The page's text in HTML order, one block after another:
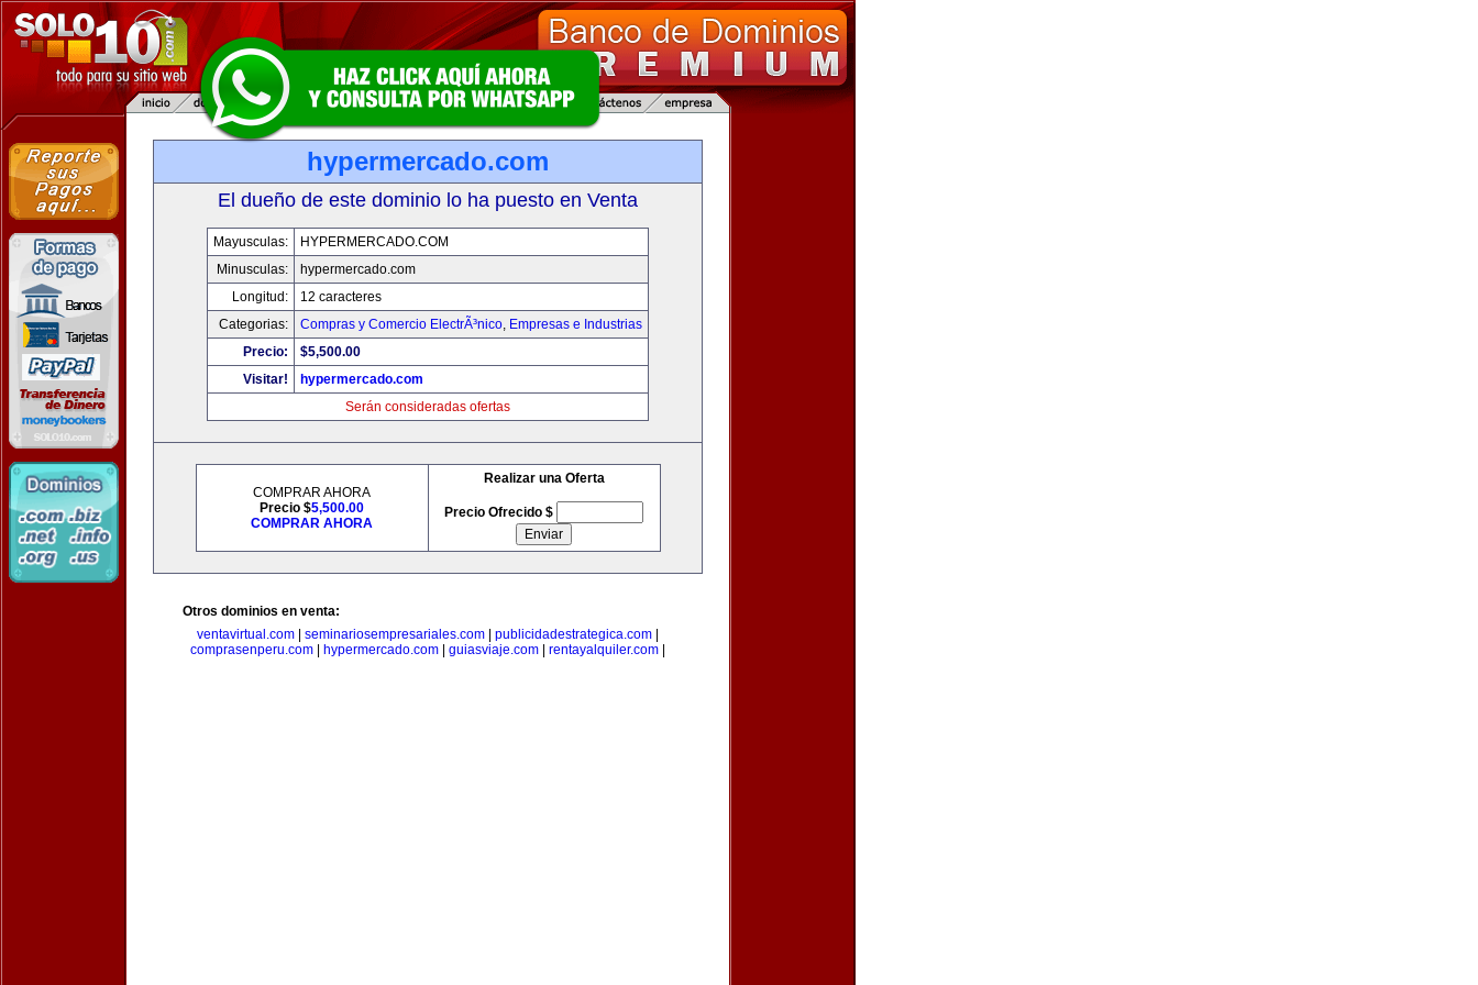
hypermercado.com
El dueño de este dominio lo ha puesto en Venta
Mayusculas:
HYPERMERCADO.COM
Minusculas:
hypermercado.com
Longitud:
12 caracteres
Categorias:
Compras y Comercio ElectrÃ³nico, Empresas e Industrias
Precio:
$5,500.00
Visitar!
hypermercado.com
Serán consideradas ofertas
COMPRAR AHORA
Precio $5,500.00
COMPRAR AHORA
Realizar una Oferta
Precio Ofrecido $
Otros dominios en venta:
ventavirtual.com
seminariosempresariales.com publicidadestrategica.com
comprasenperu.com
hypermercado.com guiasviaje.com rentayalquiler.com